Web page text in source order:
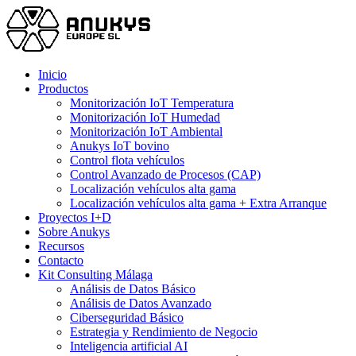
Skip
to
main
content
Menu
Inicio
Productos
Monitorización IoT Temperatura
Monitorización IoT Humedad
Monitorización IoT Ambiental
Anukys IoT bovino
Control flota vehículos
Control Avanzado de Procesos (CAP)
Localización vehículos alta gama
Localización vehículos alta gama + Extra Arranque
Proyectos I+D
Sobre Anukys
Recursos
Contacto
Kit Consulting Málaga
Análisis de Datos Básico
Análisis de Datos Avanzado
Ciberseguridad Básico
Estrategia y Rendimiento de Negocio
Inteligencia artificial AI